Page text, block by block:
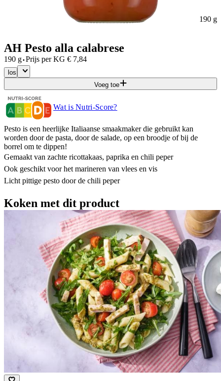
190 g
AH Pesto alla calabrese
190 g·Prijs per KG € 7,84
los
Voeg toe
Wat is Nutri-Score?
Pesto is een heerlijke Italiaanse smaakmaker die gebruikt kan
worden door de pasta, door de salade, op een broodje of bij de
borrel om te dippen!
Gemaakt van zachte ricottakaas, paprika en chili peper
Ook geschikt voor het marineren van vlees en vis
Licht pittige pesto door de chili peper
Koken met dit product